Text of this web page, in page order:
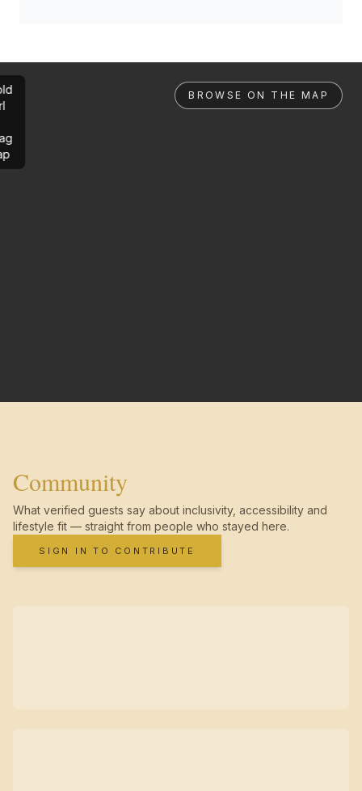
BROWSE ON THE MAP
Community
What verified guests say about inclusivity, accessibility and
lifestyle fit — straight from people who stayed here.
SIGN IN TO CONTRIBUTE